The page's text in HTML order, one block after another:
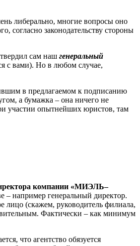
либерально, многие вопросы оно
согласно законодательству стороны
сам наш генеральный
с вами). Но в любом случае,
в предлагаемом к подписанию
а бумажка – она ничего не
участии опытнейших юристов, там
компании «МИЭЛЬ–
– например генеральный директор.
лицо (скажем, руководитель филиала,
Фактически – как минимум
что агентство обязуется